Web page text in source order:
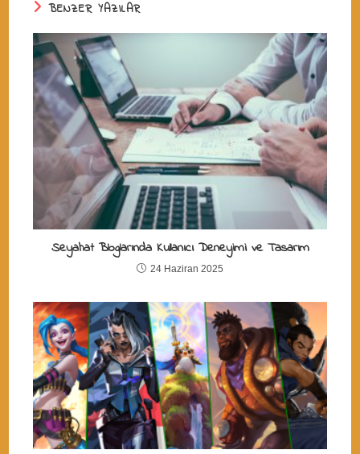
BENZER YAZILAR
Seyahat Bloglarında Kullanıcı Deneyimi ve Tasarım
24 Haziran 2025